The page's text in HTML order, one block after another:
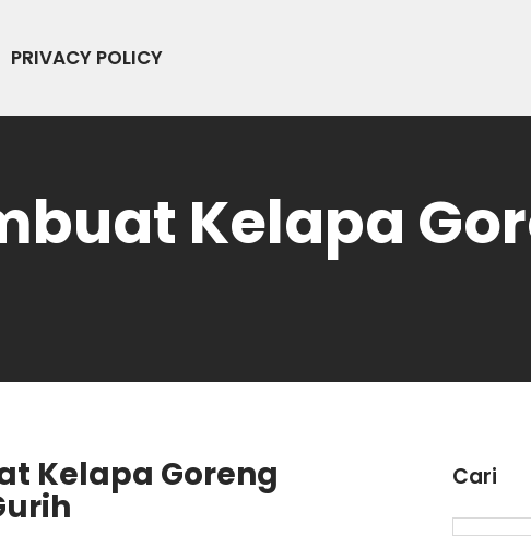
PRIVACY POLICY
Kelapa
Kelapa Goreng Cari